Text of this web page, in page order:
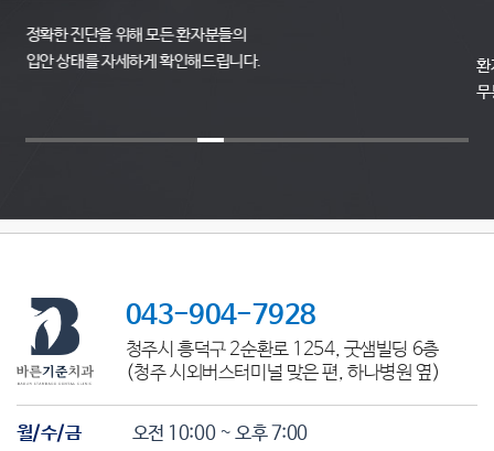
환자의 마음으로 통증 최소화를 위해
주
043-904-7928
청주시 흥덕구 2순환로 1254, 굿샘빌딩 6층
(청주 시외버스터미널 맞은 편, 하나병원 옆)
월/수/금
오전 10:00 ~ 오후 7:00